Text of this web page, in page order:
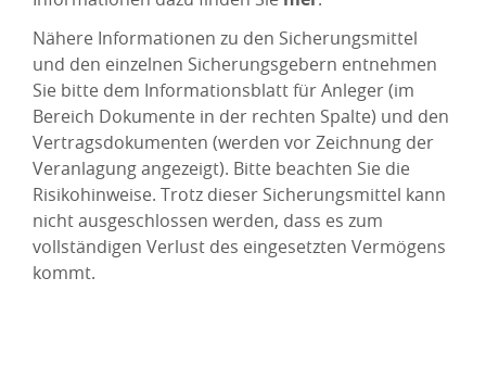
Nähere Informationen zu den Sicherungsmittel
und den einzelnen Sicherungsgebern entnehmen
Sie bitte dem Informationsblatt für Anleger (im
Bereich Dokumente in der rechten Spalte) und den
Vertragsdokumenten (werden vor Zeichnung der
Veranlagung angezeigt). Bitte beachten Sie die
Risikohinweise. Trotz dieser Sicherungsmittel kann
nicht ausgeschlossen werden, dass es zum
vollständigen Verlust des eingesetzten Vermögens
kommt.